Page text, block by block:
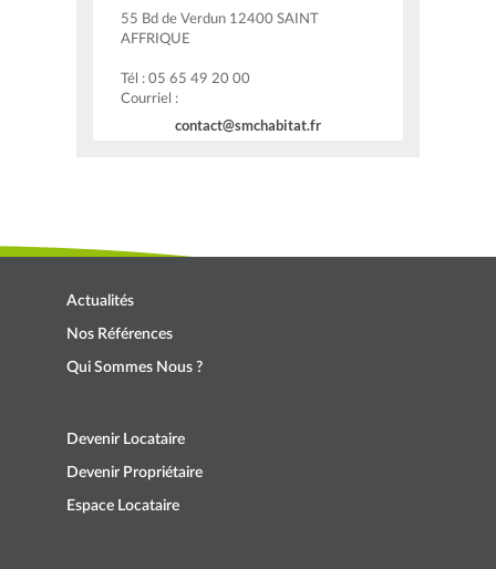
55 Bd de Verdun 12400 SAINT
AFFRIQUE
Tél : 05 65 49 20 00
Courriel :
contact@smchabitat.fr
Actualités
Nos Références
Qui Sommes Nous ?
Devenir Locataire
Devenir Propriétaire
Espace Locataire